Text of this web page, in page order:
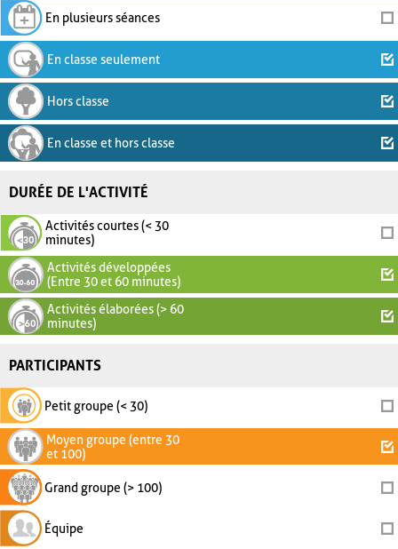
En plusieurs séances
En classe seulement
Hors classe
En classe et hors classe
DURÉE DE L'ACTIVITÉ
Activités courtes (< 30
minutes)
Activités développées
(Entre 30 et 60 minutes)
Activités élaborées (> 60
minutes)
PARTICIPANTS
Petit groupe (< 30)
Moyen groupe (entre 30
et 100)
Grand groupe (> 100)
Équipe